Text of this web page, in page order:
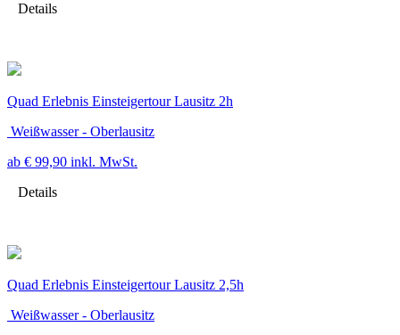
Details
Quad Erlebnis Einsteigertour Lausitz 2h
Weißwasser - Oberlausitz
ab € 99,90 inkl. MwSt.
Details
Quad Erlebnis Einsteigertour Lausitz 2,5h
Weißwasser - Oberlausitz